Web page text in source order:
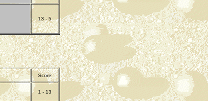
13 - 5
Score
1 - 13